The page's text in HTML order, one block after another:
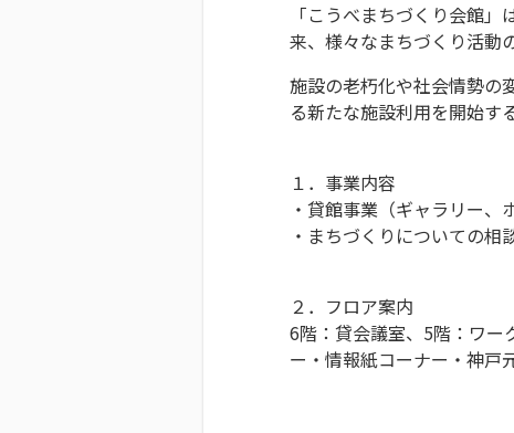
「こうべまちづくり会館
来、様々なまちづくり活動
施設の老朽化や社会情勢の
る新たな施設利用を開始す
１．事業内容
・貸館事業（ギャラリー、
・まちづくりについての相
２．フロア案内
6階：貸会議室、5階：ワー
ー・情報紙コーナー・神戸